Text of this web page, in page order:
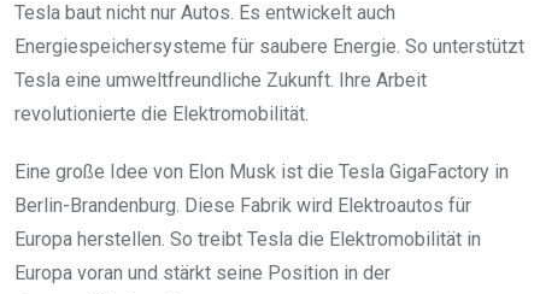
Tesla baut nicht nur Autos. Es entwickelt auch
Energiespeichersysteme für saubere Energie. So unterstützt
Tesla eine umweltfreundliche Zukunft. Ihre Arbeit
revolutionierte die Elektromobilität.
Eine große Idee von Elon Musk ist die Tesla GigaFactory in
Berlin-Brandenburg. Diese Fabrik wird Elektroautos für
Europa herstellen. So treibt Tesla die Elektromobilität in
Europa voran und stärkt seine Position in der